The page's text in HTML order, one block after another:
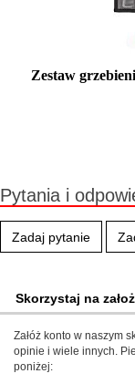
Zestaw
Pytania i
Zadaj pytanie
Skorzystaj na
Załóż konto w naszym
opinie i wiele innych.
poniżej: